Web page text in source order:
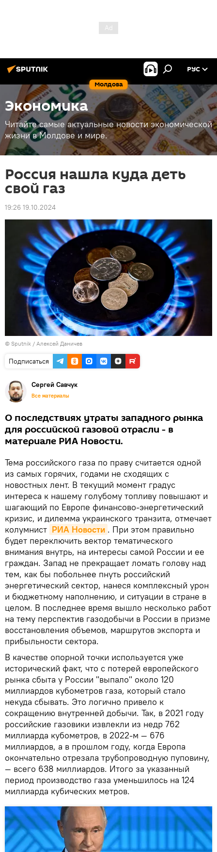
Молдова
РУС
Экономика
Читайте самые актуальные новости экономической
жизни в Молдове и мире.
Россия нашла куда деть
свой газ
19:26 19.10.2024
© Sputnik / Алексей Даничев
Подписаться
Сергей Савчук
Все материалы
О последствиях утраты западного рынка
для российской газовой отрасли - в
материале РИА Новости.
Тема российского газа по праву считается одной
из самых горячих, годами не сходящих с
новостных лент. В текущий момент градус
интереса к нашему голубому топливу повышают и
шагающий по Европе финансово-энергетический
кризис, и дилемма украинского транзита, отмечает
колумнист РИА Новости . При этом правильно
будет переключить вектор тематического
внимания внутрь, на интересы самой России и ее
граждан. Запад не прекращает ломать голову над
тем, как бы побольнее пнуть российский
энергетический сектор, нанеся комплексный урон
и бюджетному наполнению, и ситуации в стране в
целом. В последнее время вышло несколько работ
на тему перспектив газодобычи в России в призме
восстановления объемов, маршрутов экспорта и
прибыльности сектора.
В качестве опорной точки используется уже
исторический факт, что с потерей европейского
рынка сбыта у России "выпало" около 120
миллиардов кубометров газа, который стало
некуда сбывать. Это логично привело к
сокращению внутренней добычи. Так, в 2021 году
российские газовики извлекли из недр 762
миллиарда кубометров, в 2022-м — 676
миллиардов, а в прошлом году, когда Европа
окончательно отрезала трубопроводную пуповину,
— всего 638 миллиардов. Итого за указанный
период производство газа уменьшилось на 124
миллиарда кубических метров.